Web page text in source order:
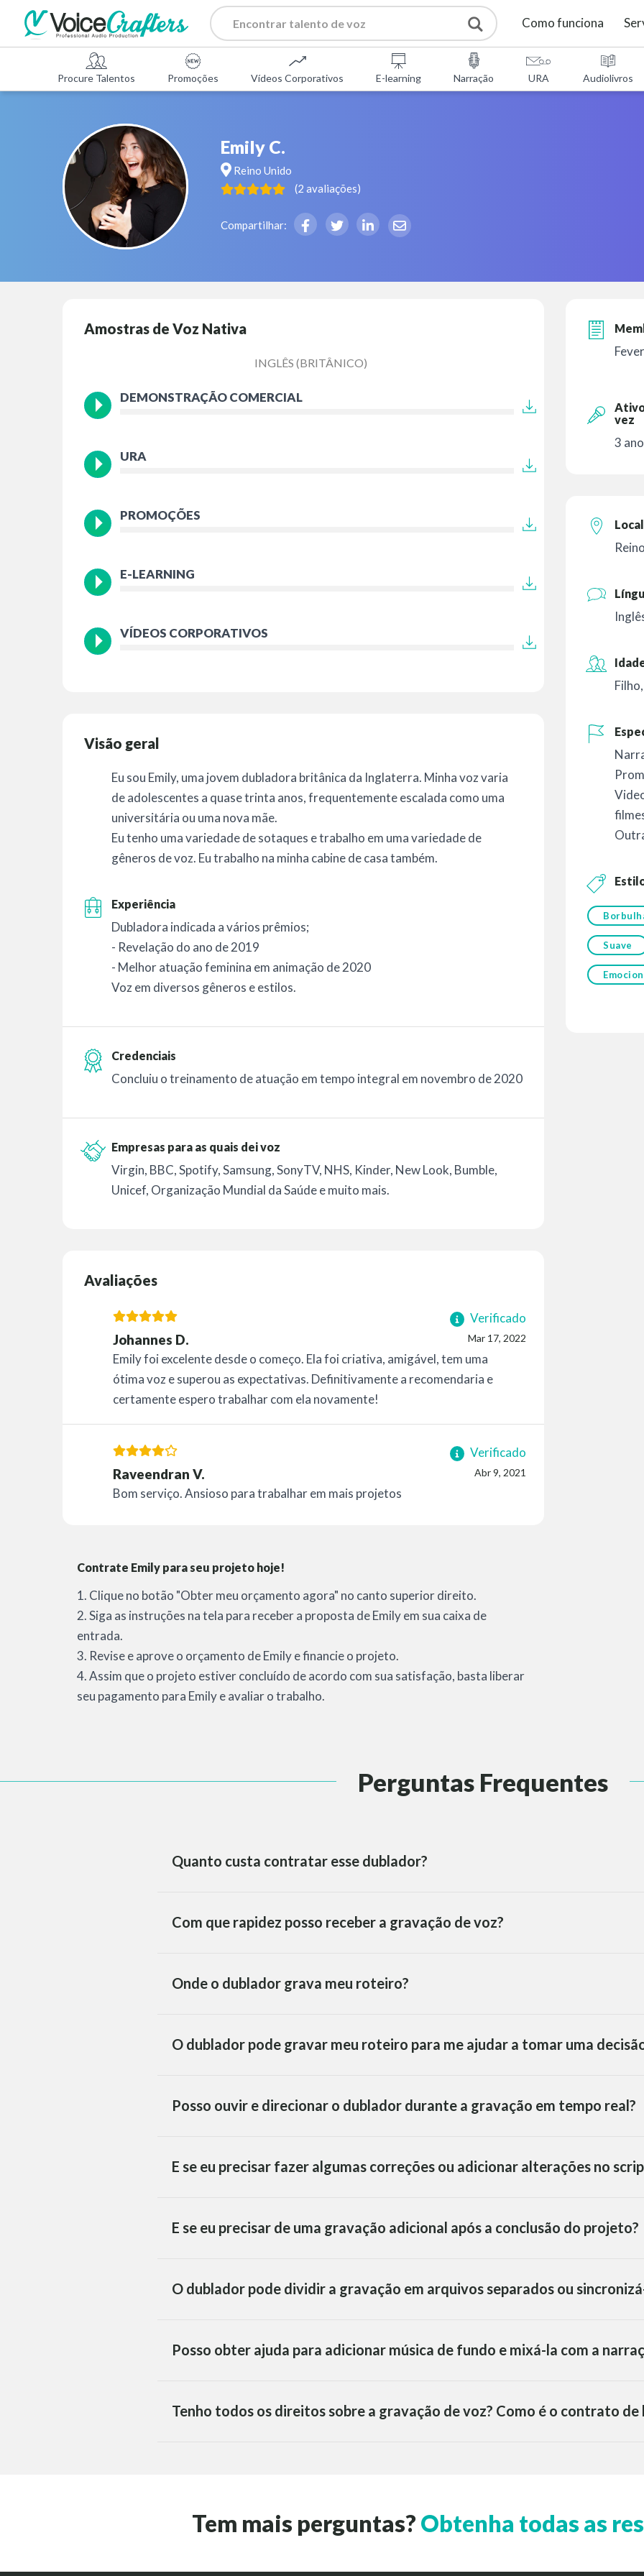
Como funciona
Procure Talentos Promoções Vídeos Corporativos E-learning Narração URA Audiolivros
Emily C.
Reino Unido
(2 avaliações)
Compartilhar:
Amostras de Voz Nativa
INGLÊS (BRITÂNICO)
DEMONSTRAÇÃO COMERCIAL
URA
PROMOÇÕES
E-LEARNING
VÍDEOS CORPORATIVOS
Visão geral
Eu sou Emily, uma jovem dubladora britânica da Inglaterra. Minha voz varia
de adolescentes a quase trinta anos, frequentemente escalada como uma
universitária ou uma nova mãe.
Eu tenho uma variedade de sotaques e trabalho em uma variedade de
gêneros de voz. Eu trabalho na minha cabine de casa também.
Experiência
Dubladora indicada a vários prêmios;
- Revelação do ano de 2019
- Melhor atuação feminina em animação de 2020
Voz em diversos gêneros e estilos.
Credenciais
Concluiu o treinamento de atuação em tempo integral em novembro de 2020
Empresas para as quais dei voz
Virgin, BBC, Spotify, Samsung, SonyTV, NHS, Kinder, New Look, Bumble,
Unicef, Organização Mundial da Saúde e muito mais.
Avaliações
Verificado
Mar 17, 2022
Johannes D.
Emily foi excelente desde o começo. Ela foi criativa, amigável, tem uma
ótima voz e superou as expectativas. Definitivamente a recomendaria e
certamente espero trabalhar com ela novamente!
Verificado
Abr 9, 2021
Raveendran V.
Bom serviço. Ansioso para trabalhar em mais projetos
Contrate Emily para seu projeto hoje!
1. Clique no botão "Obter meu orçamento agora" no canto superior direito.
2. Siga as instruções na tela para receber a proposta de Emily em sua caixa de
entrada.
3. Revise e aprove o orçamento de Emily e financie o projeto.
4. Assim que o projeto estiver concluído de acordo com sua satisfação, basta liberar
seu pagamento para Emily e avaliar o trabalho.
vez
3
Filho
Suave
Perguntas Frequentes
Quanto custa contratar esse dublador?
Com que rapidez posso receber a gravação de voz?
Onde o dublador grava meu roteiro?
O dublador pode gravar meu roteiro para me ajudar a tomar uma
Posso ouvir e direcionar o dublador durante a gravação em tempo real?
E se eu precisar fazer algumas correções ou adicionar alterações no
E se eu precisar de uma gravação adicional após a conclusão do projeto?
O dublador pode dividir a gravação em arquivos separados ou
Posso obter ajuda para adicionar música de fundo e mixá-la com a
Tenho todos os direitos sobre a gravação de voz? Como é o contrato
Tem mais perguntas? Obtenha todas as